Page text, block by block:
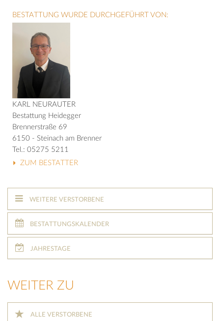
BESTATTUNG WURDE DURCHGEFÜHRT VON:
KARL NEURAUTER
Bestattung Heidegger
Brennerstraße 69
6150 - Steinach am Brenner
Tel.: 05275 5211
ZUM BESTATTER
WEITERE VERSTORBENE
BESTATTUNGSKALENDER
JAHRESTAGE
WEITER ZU
ALLE VERSTORBENE